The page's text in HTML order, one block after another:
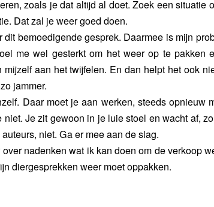
zoals je dat altijd al doet. Zoek een situatie
Dat zal je weer goed doen.
bemoedigende gesprek. Daarmee is mijn
me wel gesterkt om het weer op te pakken
aan het twijfelen. En dan helpt het ook
jammer.
Daar moet je aan werken, steeds opnieuw
Je zit gewoon in je luie stoel en wacht af,
niet. Ga er mee aan de slag.
nadenken wat ik kan doen om de verkoop
diergesprekken weer moet oppakken.